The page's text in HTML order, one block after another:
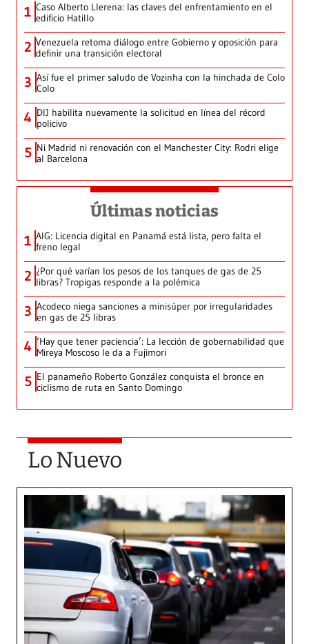
1 Caso Alberto Llerena: las claves del enfrentamiento en el
edificio Hatillo
2 Venezuela retoma diálogo entre Gobierno y oposición para
definir una transición electoral
3 Así fue el primer saludo de Vozinha con la hinchada de Colo
Colo
4 DIJ habilita nuevamente la solicitud en línea del récord
policivo
5 Ni Madrid ni renovación con el Manchester City: Rodri elige
al Barcelona
Últimas noticias
1 AIG: Licencia digital en Panamá está lista, pero falta el
freno legal
2 ¿Por qué varían los pesos de los tanques de gas de 25
libras? Tropigas responde a la polémica
3 Acodeco niega sanciones a minisúper por irregularidades
en gas de 25 libras
4 ‘Hay que tener paciencia’: La lección de gobernabilidad que
Mireya Moscoso le da a Fujimori
5 El panameño Roberto González conquista el bronce en
ciclismo de ruta en Santo Domingo
Lo Nuevo